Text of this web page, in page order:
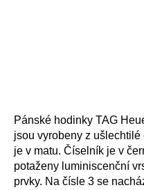
Pánské hodinky TAG
jsou vyrobeny z
je v matu. Číselník je v
potaženy luminiscenční
prvky. Na čísle 3 se